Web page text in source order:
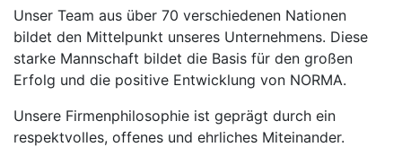
Unser Team aus über 70 verschiedenen Nationen
bildet den Mittelpunkt unseres Unternehmens. Diese
starke Mannschaft bildet die Basis für den großen
Erfolg und die positive Entwicklung von NORMA.
Unsere Firmenphilosophie ist geprägt durch ein
respektvolles, offenes und ehrliches Miteinander.